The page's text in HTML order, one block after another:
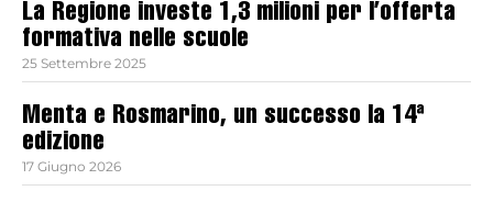
La Regione investe 1,3 milioni per l’offerta
formativa nelle scuole
25 Settembre 2025
Menta e Rosmarino, un successo la 14ª
edizione
17 Giugno 2026